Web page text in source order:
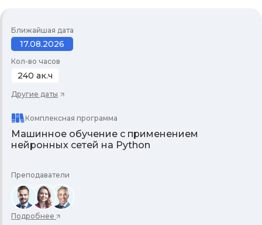
Ближайшая дата
17.08.2026
Кол-во часов
240 ак.ч
Другие даты
Комплексная программа
Машинное обучение с применением
нейронных сетей на Python
Преподаватели
Подробнее